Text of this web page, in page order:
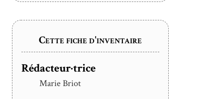
Cette fiche d'inventaire
Rédacteur·trice
Marie Briot